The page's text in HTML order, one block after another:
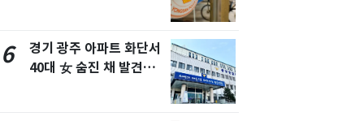
6
경기 광주 아파트 화단서
40대 女 숨진 채 발견…